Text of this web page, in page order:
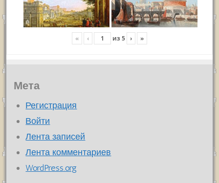
« ‹ из 5 › »
Мета
Регистрация
Войти
Лента записей
Лента комментариев
WordPress.org